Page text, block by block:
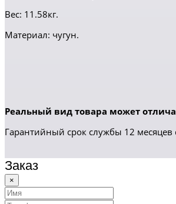
Вес: 11.58кг.
Материал: чугун.
Реальный вид товара может
Гарантийный срок службы 12 месяцев
Заказ
×